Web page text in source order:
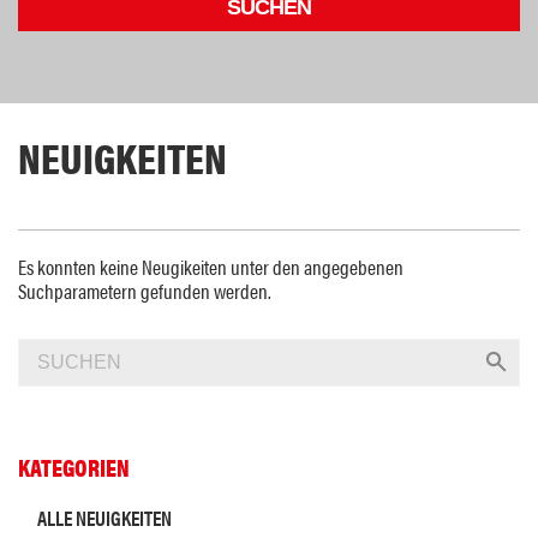
NEUIGKEITEN
Es konnten keine Neugikeiten unter den angegebenen
Suchparametern gefunden werden.
KATEGORIEN
ALLE NEUIGKEITEN